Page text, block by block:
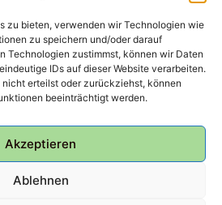
zu bieten, verwenden wir Technologien wie
zu speichern und/oder darauf
Technologien zustimmst, können wir Daten
IDs auf dieser Website verarbeiten.
nicht erteilst oder zurückziehst, können
beeinträchtigt werden.
Akzeptieren
Ablehnen